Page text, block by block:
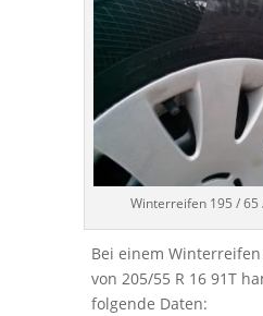
Winterreifen 195 / 65
Bei einem
von 205/55 R 16 91T
folgende Daten: